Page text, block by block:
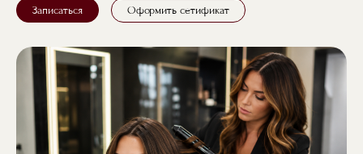
Записаться Оформить сетификат